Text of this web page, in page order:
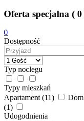
Oferta specjalna ( 0
0
Dostępność
Typ noclegu
Typy mieszkań
Apartament(11) Dom
(1)
Udogodnienia